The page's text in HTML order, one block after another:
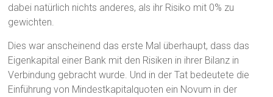
dabei natürlich nichts anderes, als ihr Risiko mit 0% zu
gewichten.
Dies war anscheinend das erste Mal überhaupt, dass das
Eigenkapital einer Bank mit den Risiken in ihrer Bilanz in
Verbindung gebracht wurde. Und in der Tat bedeutete die
Einführung von Mindestkapitalquoten ein Novum in der